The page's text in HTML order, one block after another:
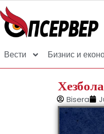
Вести Бизнис и
Bisera